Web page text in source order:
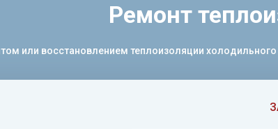
Ремонт
или восстановлением теплоизоляции